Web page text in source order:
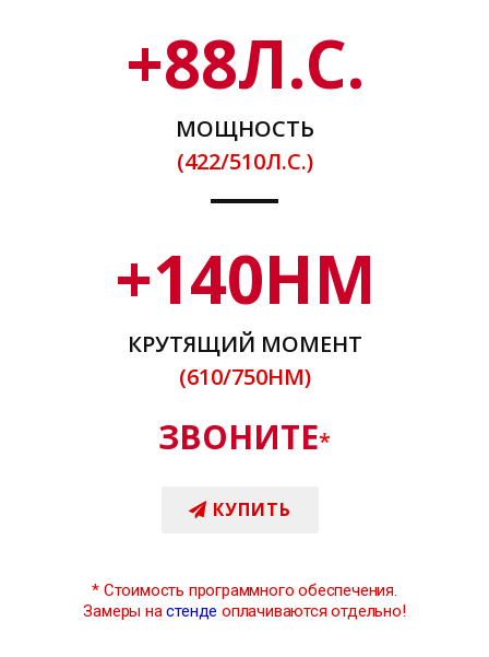
+88Л.С.
МОЩНОСТЬ
(422/510Л.С.)
+140НМ
КРУТЯЩИЙ МОМЕНТ
(610/750НМ)
ЗВОНИТЕ*
КУПИТЬ
* Стоимость программного обеспечения.
Замеры настенде оплачиваются отдельно!